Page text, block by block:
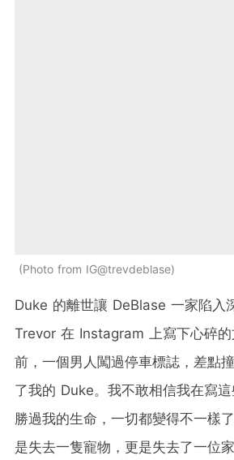
Photo from IG@trevdeblase
Duke 的離世讓 DeBlase 一家陷入
Trevor 在 Instagram 上寫下心碎的
前，一個男人闖過停車標誌，差點
了我的 Duke。我不敢相信我在寫
勝過我的生命，一切都變得不一樣
是失去一隻寵物，更是失去了一位